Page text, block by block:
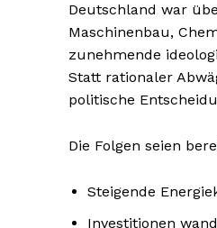
Deutschland war
Maschinenbau,
zunehmende
Statt rationaler
politische
Die Folgen seien
Steigende
Investitionen